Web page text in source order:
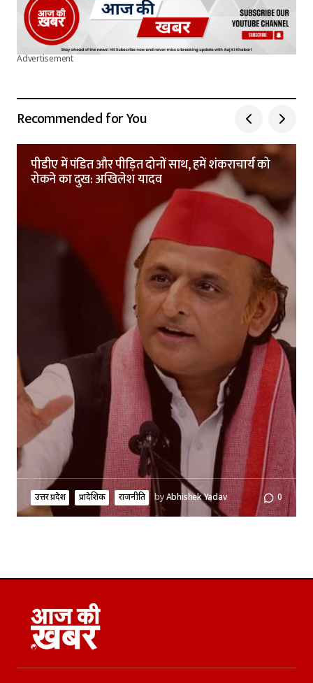
Advertisement
Recommended for You
पीडीए में पंडित और पीड़ित दोनों साथ, हमें शंकराचार्य को
रोकने का दुख: अखिलेश यादव
उत्तर प्रदेश प्रादेशिक राजनीति byAbhishek Yadav 0